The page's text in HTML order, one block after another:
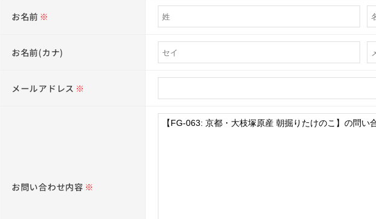
お名前 ※
お名前(カナ)
メールアドレス ※
お問い合わせ内容 ※